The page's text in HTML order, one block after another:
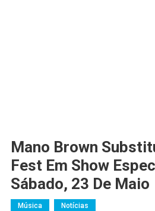
Mano Brown
Fest Em Show
Sábado, 23 De Maio
Música Notícias